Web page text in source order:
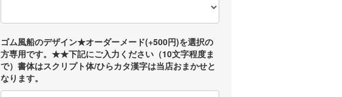
ゴム風船のデザイン★オーダーメード(+500円)を選択の
方専用です。★★下記にご入力ください（10文字程度ま
で）書体はスクリプト体/ひらカタ漢字は当店おまかせと
なります。